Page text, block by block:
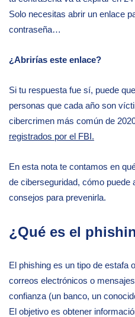
Solo necesitas abrir un enlace
contraseña…
¿Abrirías este enlace?
Si tu respuesta fue sí, puede
personas que cada año son
cibercrimen más común de
registrados por el FBI.
En esta nota te contamos en
de ciberseguridad, cómo puede
consejos para prevenirla.
¿Qué es el
El phishing es un tipo de estafa
correos electrónicos o
confianza (un banco, un
El objetivo es obtener